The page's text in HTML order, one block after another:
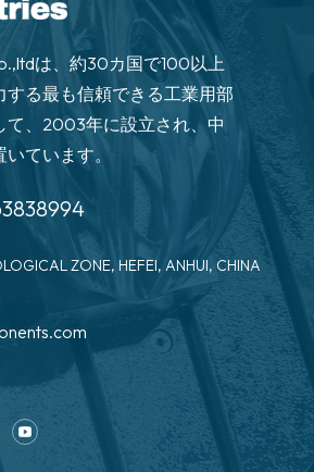
は、約30カ国で100以上
する最も信頼できる工業用部
て、2003年に設立され、中
ています。
ZONE, HEFEI, ANHUI, CHINA